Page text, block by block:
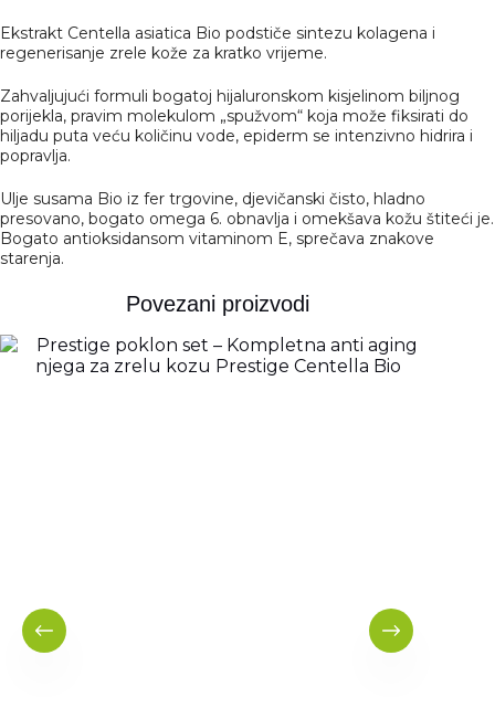
Ekstrakt Centella asiatica Bio podstiče sintezu kolagena i
regenerisanje zrele kože za kratko vrijeme.
Zahvaljujući formuli bogatoj hijaluronskom kisjelinom biljnog
porijekla, pravim molekulom „spužvom“ koja može fiksirati do
hiljadu puta veću količinu vode, epiderm se intenzivno hidrira i
popravlja.
Ulje susama Bio iz fer trgovine, djevičanski čisto, hladno
presovano, bogato omega 6. obnavlja i omekšava kožu štiteći je.
Bogato antioksidansom vitaminom E, sprečava znakove
starenja.
Povezani proizvodi